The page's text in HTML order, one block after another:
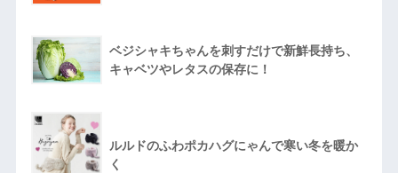
ベジシャキちゃんを刺すだけで新鮮長持ち、
キャベツやレタスの保存に！
ルルドのふわポカハグにゃんで寒い冬を暖か
く